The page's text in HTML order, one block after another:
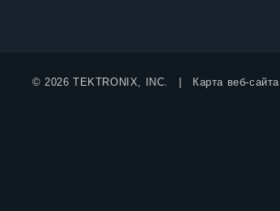
© 2026 TEKTRONIX, INC. Карта веб-сайта